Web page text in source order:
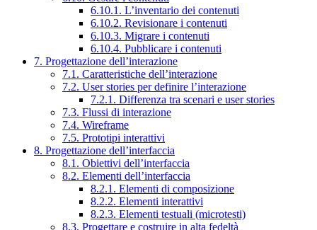
6.10.1. L’inventario dei contenuti
6.10.2. Revisionare i contenuti
6.10.3. Migrare i contenuti
6.10.4. Pubblicare i contenuti
7. Progettazione dell’interazione
7.1. Caratteristiche dell’interazione
7.2. User stories per definire l’interazione
7.2.1. Differenza tra scenari e user stories
7.3. Flussi di interazione
7.4. Wireframe
7.5. Prototipi interattivi
8. Progettazione dell’interfaccia
8.1. Obiettivi dell’interfaccia
8.2. Elementi dell’interfaccia
8.2.1. Elementi di composizione
8.2.2. Elementi interattivi
8.2.3. Elementi testuali (microtesti)
8.3. Progettare e costruire in alta fedeltà